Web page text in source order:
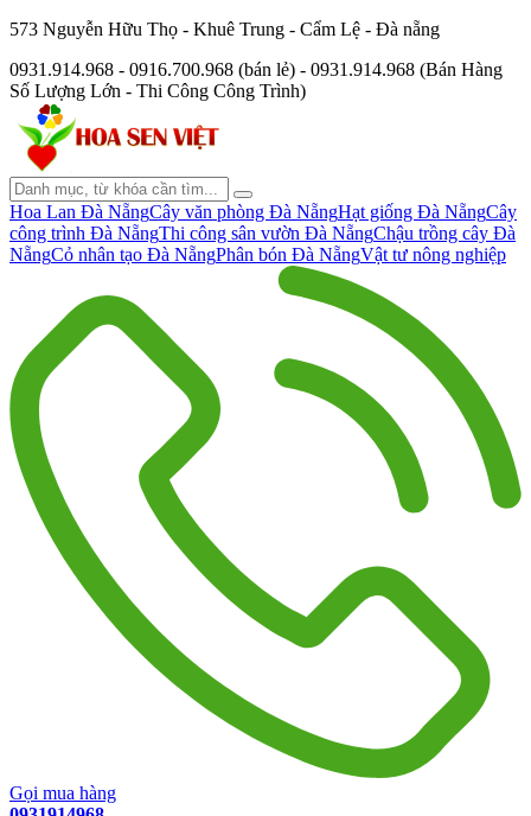
573 Nguyễn Hữu Thọ - Khuê Trung - Cẩm Lệ - Đà nẵng
0931.914.968 - 0916.700.968 (bán lẻ) - 0931.914.968 (Bán Hàng
Số Lượng Lớn - Thi Công Công Trình)
Hoa Lan Đà NẵngCây văn phòng Đà NẵngHạt giống Đà NẵngCây
công trình Đà NẵngThi công sân vườn Đà NẵngChậu trồng cây Đà
NẵngCỏ nhân tạo Đà NẵngPhân bón Đà NẵngVật tư nông nghiệp
Gọi mua hàng